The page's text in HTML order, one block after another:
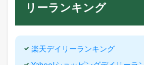
リーランキング
楽天デイリーランキング